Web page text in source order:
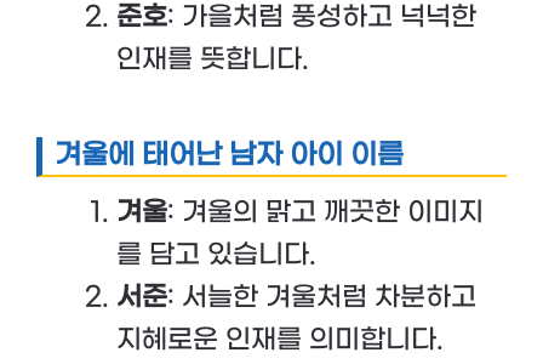
준호: 가을처럼 풍성하고 넉넉한
인재를 뜻합니다.
겨울에 태어난 남자 아이 이름
겨울: 겨울의 맑고 깨끗한 이미지
를 담고 있습니다.
서준: 서늘한 겨울처럼 차분하고
지혜로운 인재를 의미합니다.